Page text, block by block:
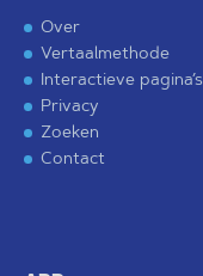
Over
Vertaalmethode
Interactieve pagina’s
Privacy
Zoeken
Contact